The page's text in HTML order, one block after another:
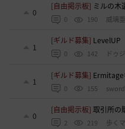
0
[自由掲示板] ミルの木
0 190 威璃
1
[ギルド募集] LevelUP
0 142 ドゥ
1
[ギルド募集] Ermitage
0 155
0
[自由掲示板]取引所の
2 219 歩く